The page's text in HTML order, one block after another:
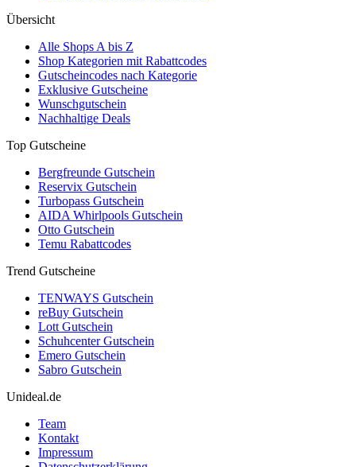
Übersicht
Alle Shops A bis Z
Shop Kategorien mit Rabattcodes
Gutscheincodes nach Kategorie
Exklusive Gutscheine
Wunschgutschein
Nachhaltige Deals
Top Gutscheine
Bergfreunde Gutschein
Reservix Gutschein
Turbopass Gutschein
AIDA Whirlpools Gutschein
Otto Gutschein
Temu Rabattcodes
Trend Gutscheine
TENWAYS Gutschein
reBuy Gutschein
Lott Gutschein
Schuhcenter Gutschein
Emero Gutschein
Sabro Gutschein
Unideal.de
Team
Kontakt
Impressum